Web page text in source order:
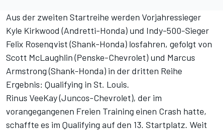
Aus der zweiten Startreihe werden Vorjahressieger
Kyle Kirkwood (Andretti-Honda) und Indy-500-Sieger
Felix Rosenqvist (Shank-Honda) losfahren, gefolgt von
Scott McLaughlin (Penske-Chevrolet) und Marcus
Armstrong (Shank-Honda) in der dritten Reihe
Ergebnis: Qualifying in St. Louis.
Rinus VeeKay (Juncos-Chevrolet), der im
vorangegangenen Freien Training einen Crash hatte,
schaffte es im Qualifying auf den 13. Startplatz. Weit